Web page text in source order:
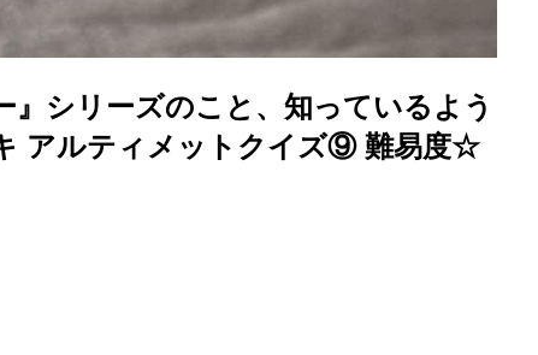
』シリーズのこと、知っているよう
アルティメットクイズ⑨ 難易度☆